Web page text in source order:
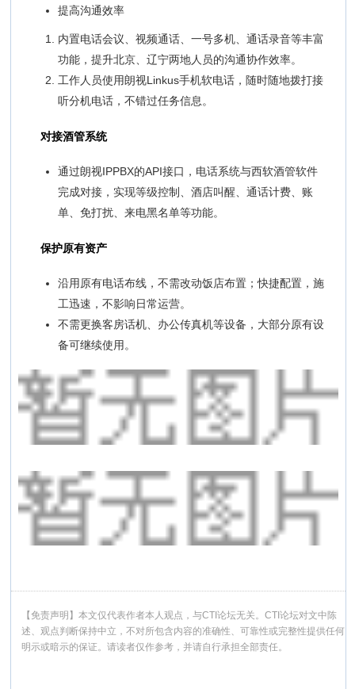
提高沟通效率
内置电话会议、视频通话、一号多机、通话录音等丰富
功能，提升北京、辽宁两地人员的沟通协作效率。
工作人员使用朗视Linkus手机软电话，随时随地拨打接
听分机电话，不错过任务信息。
对接酒管系统
通过朗视IPPBX的API接口，电话系统与西软酒管软件
完成对接，实现等级控制、酒店叫醒、通话计费、账
单、免打扰、来电黑名单等功能。
保护原有资产
沿用原有电话布线，不需改动饭店布置；快捷配置，施
工迅速，不影响日常运营。
不需更换客房话机、办公传真机等设备，大部分原有设
备可继续使用。
【免责声明】本文仅代表作者本人观点，与CTI论坛无关。CTI论坛对文中陈
述、观点判断保持中立，不对所包含内容的准确性、可靠性或完整性提供任何
明示或暗示的保证。请读者仅作参考，并请自行承担全部责任。